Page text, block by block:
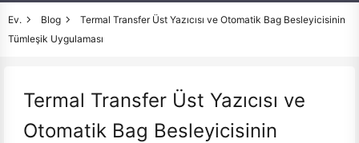
Ev. Blog
Termal Transfer Üst Yazıcısı ve Otomatik Bag Besleyicisinin
Tümleşik Uygulaması
Termal Transfer Üst Yazıcısı ve
Otomatik Bag Besleyicisinin